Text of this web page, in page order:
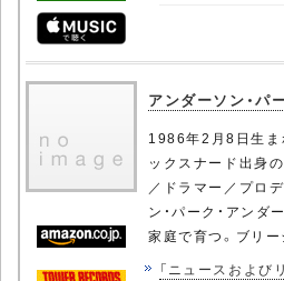
アンダーソン・パ
1986年2月8日生ま
ックスナード出身
／ドラマー／プロ
ン・パーク・アンダ
家庭で育つ。ブリ
「ニュースおよび